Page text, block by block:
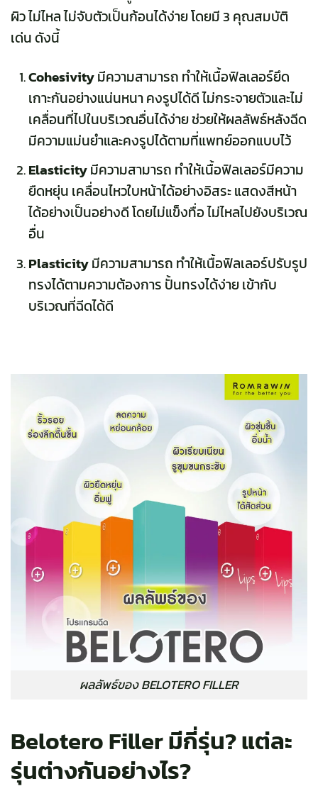
ผิว ไม่ไหล ไม่จับตัวเป็นก้อนได้ง่าย โดยมี 3 คุณสมบัติ
เด่น ดังนี้
Cohesivityมีความสามารถ ทำให้เนื้อฟิลเลอร์ยึด
เกาะกันอย่างแน่นหนา คงรูปได้ดี ไม่กระจายตัวและไม่
เคลื่อนที่ไปในบริเวณอื่นได้ง่าย ช่วยให้ผลลัพธ์หลังฉีด
มีความแม่นยำและคงรูปได้ตามที่แพทย์ออกแบบไว้
Elasticityมีความสามารถ ทำให้เนื้อฟิลเลอร์มีความ
ยืดหยุ่น เคลื่อนไหวใบหน้าได้อย่างอิสระ แสดงสีหน้า
ได้อย่างเป็นอย่างดี โดยไม่แข็งทื่อ ไม่ไหลไปยังบริเวณ
อื่น
Plasticityมีความสามารถ ทำให้เนื้อฟิลเลอร์ปรับรูป
ทรงได้ตามความต้องการ ปั้นทรงได้ง่าย เข้ากับ
บริเวณที่ฉีดได้ดี
ผลลัพธ์ของ BELOTERO FILLER
Belotero Filler มีกี่รุ่น? แต่ละ
รุ่นต่างกันอย่างไร?